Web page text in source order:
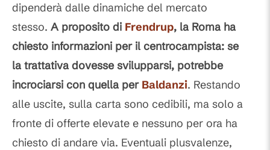
dipenderà dalle dinamiche del mercato
stesso. A proposito di Frendrup, la Roma ha
chiesto informazioni per il centrocampista: se
la trattativa dovesse svilupparsi, potrebbe
incrociarsi con quella per Baldanzi. Restando
alle uscite, sulla carta sono cedibili, ma solo a
fronte di offerte elevate e nessuno per ora ha
chiesto di andare via. Eventuali plusvalenze,